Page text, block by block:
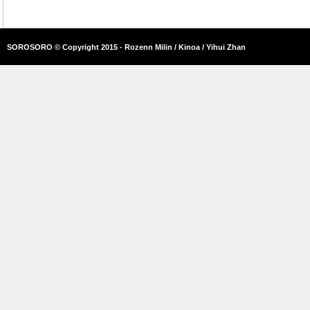
SOROSORO © Copyright 2015 - Rozenn Milin / Kinoa / Yihui Zhan